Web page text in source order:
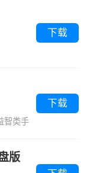
，助你轻松玩
总榜等你来
自由练习模
下载
智类手
下载
版